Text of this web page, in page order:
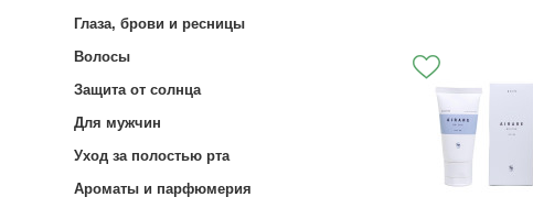
Глаза, брови и ресницы
Волосы
Защита от солнца
Для мужчин
Уход за полостью рта
Ароматы и парфюмерия